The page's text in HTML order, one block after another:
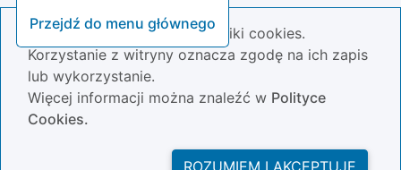
Przejdź do menu głównego
Nasza strona wykorzystuje pliki cookies.
Korzystanie z witryny oznacza zgodę na ich zapis
lub wykorzystanie.
Więcej informacji można znaleźć w Polityce
Cookies.
ROZUMIEM I AKCEPTUJĘ